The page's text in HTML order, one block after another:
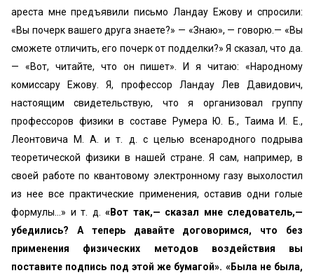
ареста мне предъявили письмо Ландау Ежову и спросили:
«Вы почерк вашего друга знаете?» — «Знаю», — говорю.— «Вы
сможете отличить, его почерк от подделки?» Я сказал, что да.
— «Вот, читайте, что он пишет». И я читаю: «Народному
комиссару Ежову. Я, профессор Ландау Лев Давидович,
настоящим свидетельствую, что я организовал группу
профессоров физики в составе Румера Ю. Б., Таима И. Е.,
Леонтовича М. А. и т. д. с целью всенародного подрыва
теоретической физики в нашей стране. Я сам, например, в
своей работе по квантовому электронному газу выхолостил
из нее все практические применения, оставив одни голые
формулы...» и т. д. «Вот так,— сказал мне следователь,—
убедились? А теперь давайте договоримся, что без
применения физических методов воздействия вы
поставите подпись под этой же бумагой». «Была не была,